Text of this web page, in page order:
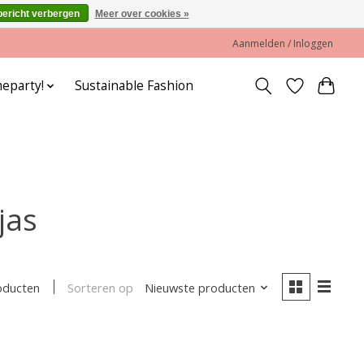
Aanmelden / Inloggen
Sustainable Fashion
Sorteren op Nieuwste producten
verbergen Meer over cookies »